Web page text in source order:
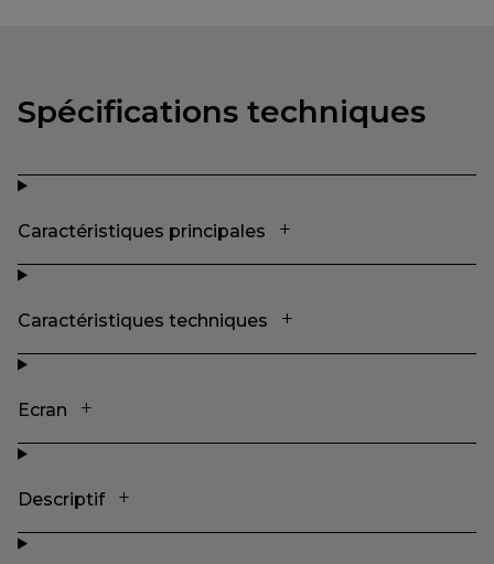
Spécifications techniques
Caractéristiques principales
Caractéristiques techniques
Ecran
Descriptif